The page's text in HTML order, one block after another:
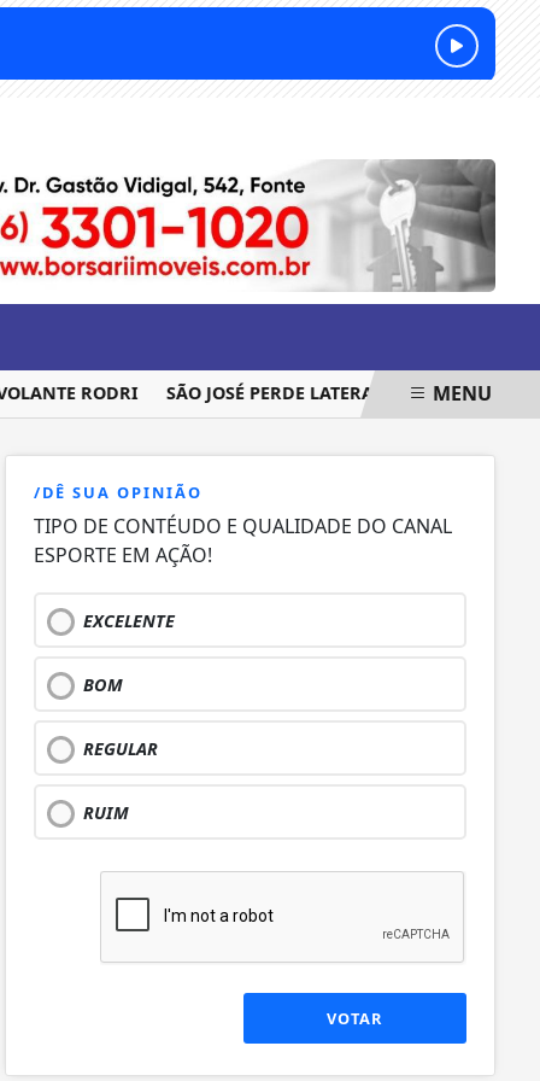
RODRI SÃO JOSÉ PERDE LATERAL PARA SEQUÊNCIA
MENU
/DÊ SUA OPINIÃO
TIPO DE CONTÉUDO E QUALIDADE DO CANAL
ESPORTE EM AÇÃO!
EXCELENTE
BOM
REGULAR
RUIM
VOTAR